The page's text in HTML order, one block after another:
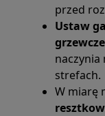
przed
Ustaw
naczynia
strefach.
W miarę